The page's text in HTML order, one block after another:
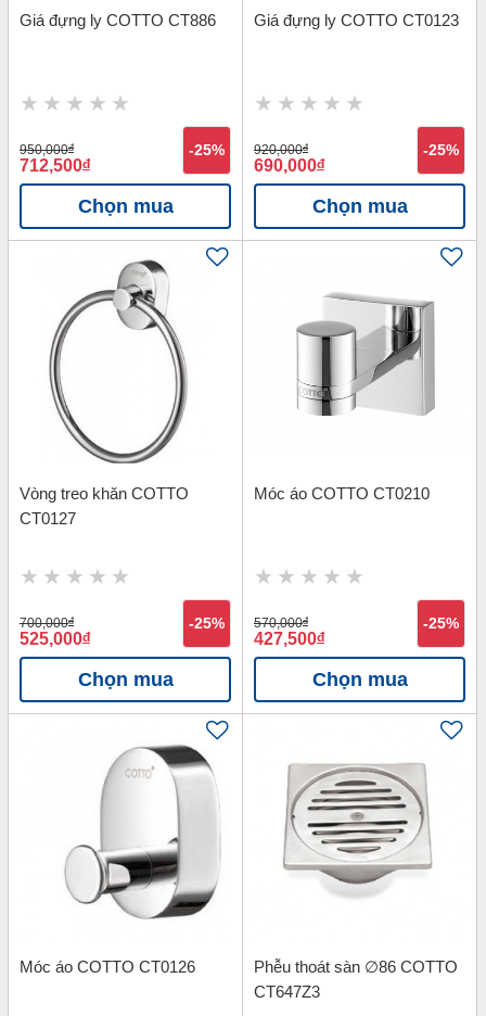
Giá đựng ly COTTO CT886
950,000đ
712,500đ
-25%
Chọn mua
Giá đựng ly COTTO CT0123
920,000đ
690,000đ
-25%
Chọn mua
Vòng treo khăn COTTO
CT0127
700,000đ
525,000đ
-25%
Chọn mua
Móc áo COTTO CT0210
570,000đ
427,500đ
-25%
Chọn mua
Móc áo COTTO CT0126
Phễu thoát sàn ∅86 COTTO
CT647Z3